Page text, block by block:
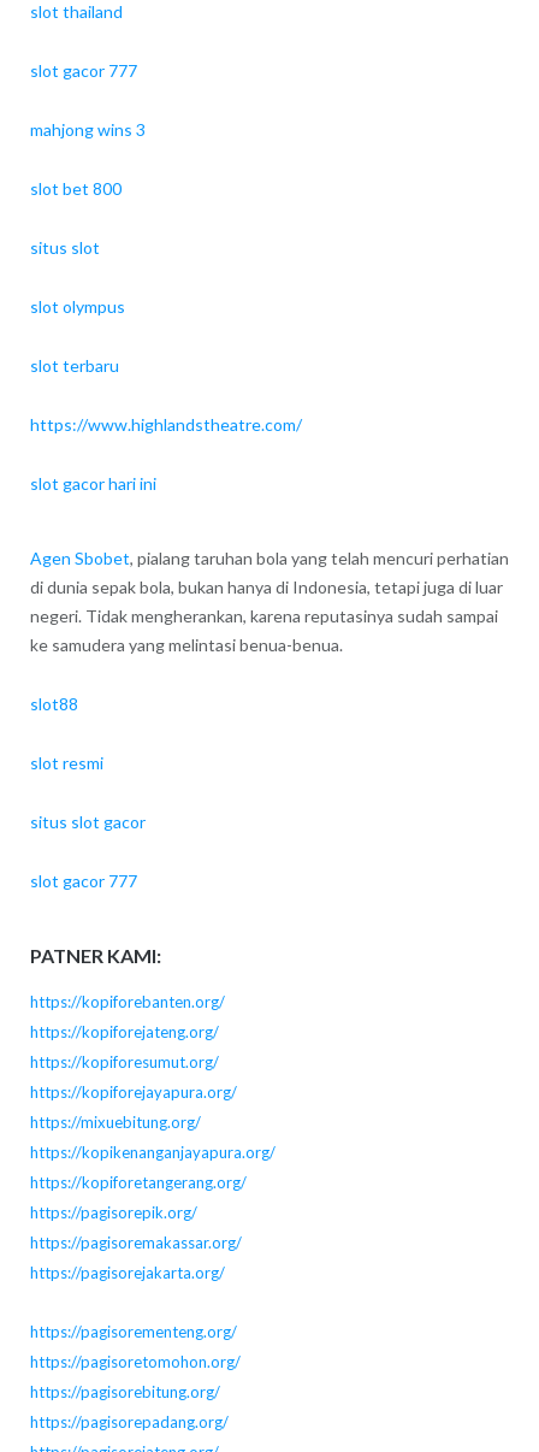
slot thailand
slot gacor 777
mahjong wins 3
slot bet 800
situs slot
slot olympus
slot terbaru
https://www.highlandstheatre.com/
slot gacor hari ini
Agen Sbobet, pialang taruhan bola yang telah mencuri perhatian
di dunia sepak bola, bukan hanya di Indonesia, tetapi juga di luar
negeri. Tidak mengherankan, karena reputasinya sudah sampai
ke samudera yang melintasi benua-benua.
slot88
slot resmi
situs slot gacor
slot gacor 777
PATNER KAMI:
https://kopiforebanten.org/
https://kopiforejateng.org/
https://kopiforesumut.org/
https://kopiforejayapura.org/
https://mixuebitung.org/
https://kopikenanganjayapura.org/
https://kopiforetangerang.org/
https://pagisorepik.org/
https://pagisoremakassar.org/
https://pagisorejakarta.org/
https://pagisorementeng.org/
https://pagisoretomohon.org/
https://pagisorebitung.org/
https://pagisorepadang.org/